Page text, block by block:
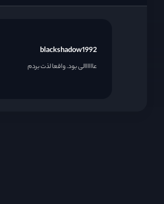
blackshadow1992
عاااااالی بود. واقعا لذت بردم